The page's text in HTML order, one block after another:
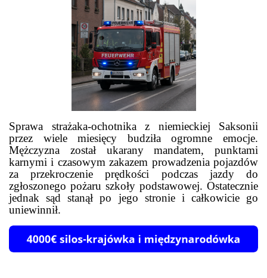
Sprawa strażaka-ochotnika z niemieckiej Saksonii
przez wiele miesięcy budziła ogromne emocje.
Mężczyzna został ukarany mandatem, punktami
karnymi i czasowym zakazem prowadzenia pojazdów
za przekroczenie prędkości podczas jazdy do
zgłoszonego pożaru szkoły podstawowej. Ostatecznie
jednak sąd stanął po jego stronie i całkowicie go
uniewinnił.